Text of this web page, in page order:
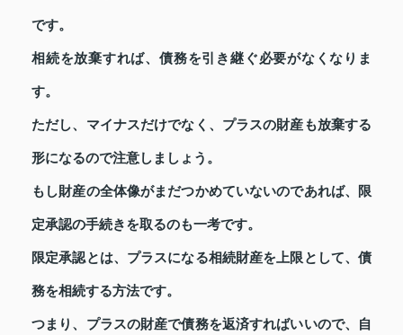
です。
相続を放棄すれば、債務を引き継ぐ必要がなくなりま
す。
ただし、マイナスだけでなく、プラスの財産も放棄する
形になるので注意しましょう。
もし財産の全体像がまだつかめていないのであれば、限
定承認の手続きを取るのも一考です。
限定承認とは、プラスになる相続財産を上限として、債
務を相続する方法です。
つまり、プラスの財産で債務を返済すればいいので、自